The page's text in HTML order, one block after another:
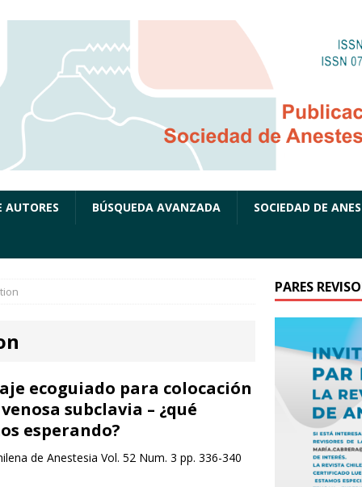
AUTORES BÚSQUEDA AVANZADA SOCIEDAD DE
ecoguiado para colocación
subclavia – ¿qué
esperando?
de Anestesia Vol. 52 Num. 3 pp. 336-340
PARES